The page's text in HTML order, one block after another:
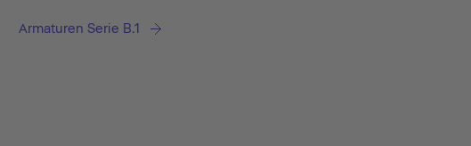
Armaturen Serie B.1